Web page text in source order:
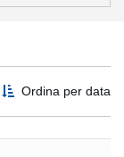
Ordina per data